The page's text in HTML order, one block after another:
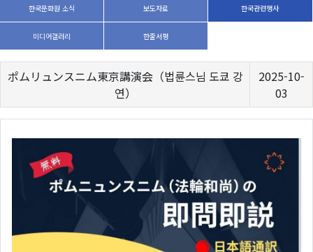
한국문화원 소식 보도자료 한국관련행사
미디어갤러리 한줄서평
ポムリュンスニム東京講演会（법륜스님 도쿄 강
연）
2025-10-
03